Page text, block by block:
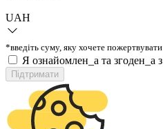
UAH
*введіть суму, яку хочете пожертвувати
Я ознайомлен_а та згоден_а з
Підтримати